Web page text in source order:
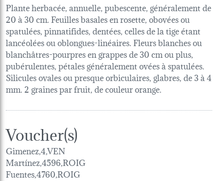
Plante herbacée, annuelle, pubescente, généralement de
20 à 30 cm. Feuilles basales en rosette, obovées ou
spatulées, pinnatifides, dentées, celles de la tige étant
lancéolées ou oblongues-linéaires. Fleurs blanches ou
blanchâtres-pourpres en grappes de 30 cm ou plus,
pubérulentes, pétales généralement ovées à spatulées.
Silicules ovales ou presque orbiculaires, glabres, de 3 à 4
mm. 2 graines par fruit, de couleur orange.
Voucher(s)
Gimenez,4,VEN
Martínez,4596,ROIG
Fuentes,4760,ROIG